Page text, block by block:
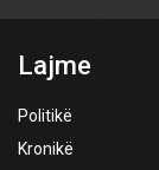
Lajme
Politikë
Kronikë